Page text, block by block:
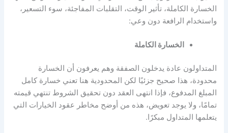
الخسارة الكاملة، تأثير الوقت، التقلبات المفاجئة، سوء التسعير،
واستخدام الرافعة دون وعي:
الخسارة الكاملة
المتداولون عادة يدخلون الصفقة وهم يعرفون أن الخسارة
محدودة، هذا صحيح جزئيًا لكن المحدودية هنا تعني خسارة كامل
المبلغ المدفوع، فإذا انتهى العقد دون تحقيق الشروط تنتهي قيمته
تمامًا، ولا يوجد تعويض، هذه من أوضح مخاطر عقود الخياراتالتي
يتعلمها المتداول مبكرًا.